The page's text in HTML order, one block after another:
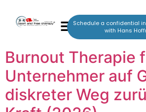
Schedule a confidential
with Hans
Burnout Therapie
Unternehmer auf
diskreter Weg